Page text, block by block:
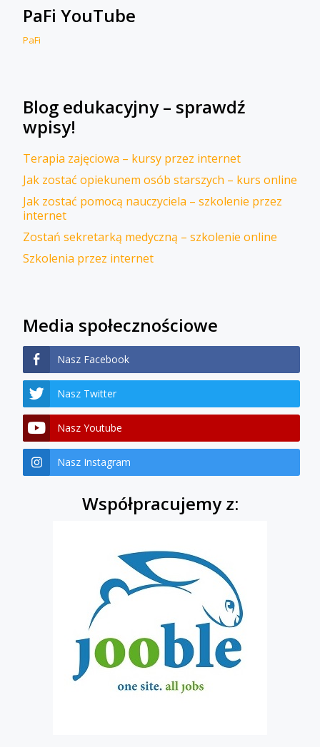
PaFi YouTube
PaFi
Blog edukacyjny – sprawdź
wpisy!
Terapia zajęciowa – kursy przez internet
Jak zostać opiekunem osób starszych – kurs online
Jak zostać pomocą nauczyciela – szkolenie przez
internet
Zostań sekretarką medyczną – szkolenie online
Szkolenia przez internet
Media społecznościowe
Nasz Facebook
Nasz Twitter
Nasz Youtube
Nasz Instagram
Współpracujemy z: